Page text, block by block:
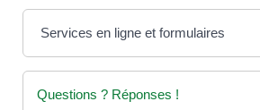
Services en ligne et formulaires
Questions ? Réponses !